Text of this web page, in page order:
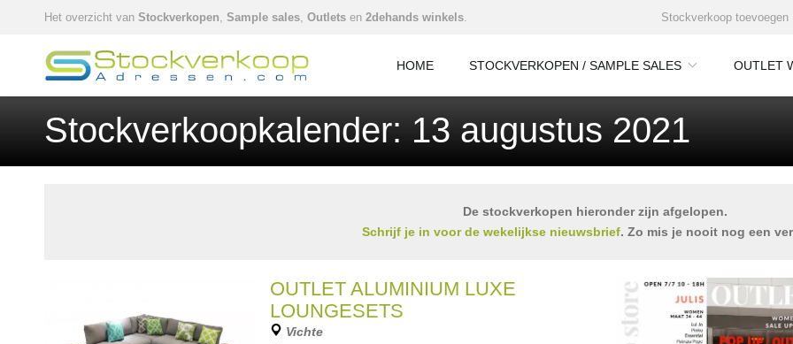
Het overzicht van Stockverkopen, Sample sales, Outlets en 2dehands winkels. Stockverkoop toevoegen
HOME STOCKVERKOPEN / SAMPLE SALES OUTLET
Stockverkoopkalender: 13 augustus 2021
De stockverkopen hieronder zijn afgelopen.
Schrijf je in voor de wekelijkse nieuwsbrief. Zo mis je nooit nog een
OUTLET ALUMINIUM LUXE
LOUNGESETS
Vichte